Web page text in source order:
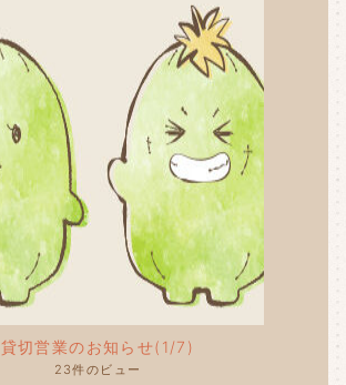
貸切営業のお知らせ(1/7)
23件のビュー